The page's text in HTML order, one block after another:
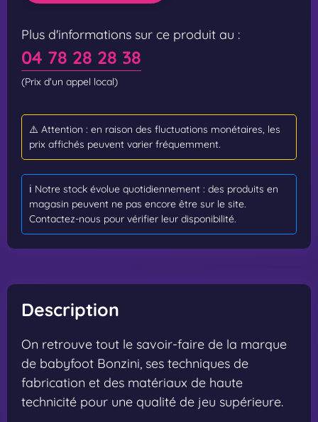
Plus d'informations sur ce produit au :
04 78 28 28 38
(Prix d'un appel local)
⚠️ Attention : en raison des fluctuations monétaires, les
prix affichés peuvent varier fréquemment.
ℹ️ Notre stock évolue quotidiennement : des produits en
magasin peuvent ne pas encore être sur le site.
Contactez-nous pour vérifier leur disponibilité.
Description
On retrouve tout le savoir-faire de la marque
de babyfoot Bonzini, ses techniques de
fabrication et des matériaux de haute
technicité pour une qualité de jeu supérieure.